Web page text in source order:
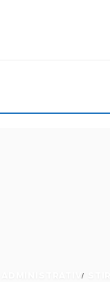
ADMINISTRATIV